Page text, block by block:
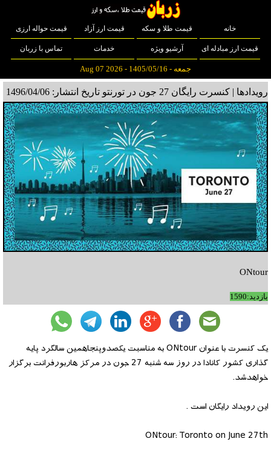
خانه قیمت طلا و سکه قیمت ارز آزاد قیمت حواله ارزی
قیمت ارز مبادله ای آرشیو ویژه خدمات تماس با زربان
جمعه - 1405/05/16 - Aug 07 2026
رویدادها | کنسرت رایگان 27 جون در تورنتو تاریخ انتشار: 1496/04/06
ONtour
بازدید:1590
یک کنسرت با عنوان ONtour به مناسبت یکصدوپنجاهمین سالگرد پایه
گذاری کشور کانادا در روز سه شنبه 27 جون در مرکز هاربورفرانت برگزار
خواهدشد.
این رویداد رایگان است .
ONtour: Toronto on June 27th